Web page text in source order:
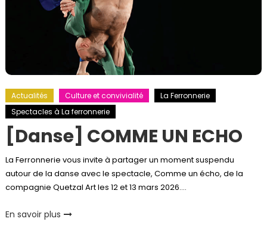
Actualités Culture et convivialité
La Ferronnerie
Spectacles à La ferronnerie
[Danse] COMME UN ECHO
La Ferronnerie vous invite à partager un moment suspendu
autour de la danse avec le spectacle, Comme un écho, de la
compagnie Quetzal Art les 12 et 13 mars 2026….
En savoir plus